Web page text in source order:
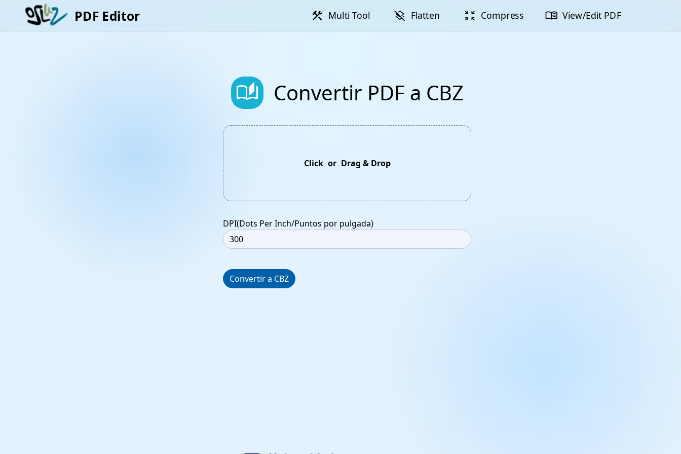
PDF Editor construction Multi Tool layers_clear Flatten zoom_in_map Compress menu_book View/Edit PDF
auto_stories Convertir PDF a CBZ
Click or Drag & Drop
DPI(Dots Per Inch/Puntos por pulgada)
Convertir a CBZ